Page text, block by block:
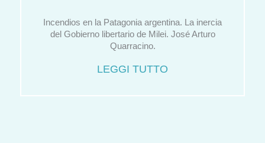
Incendios en la Patagonia argentina. La inercia
del Gobierno libertario de Milei. José Arturo
Quarracino.
LEGGI TUTTO